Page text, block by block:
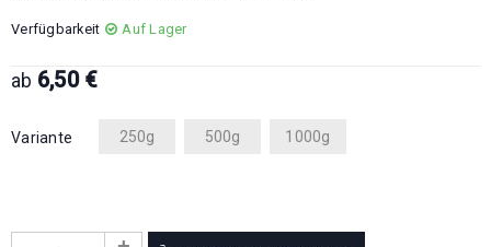
Verfügbarkeit Auf Lager
ab 6,50 €
Variante 250g 500g 1000g